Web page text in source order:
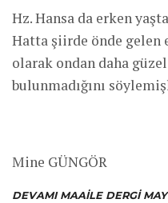
Hz. Hansa da erken
Hatta şiirde önde gelen
olarak ondan daha
bulunmadığını
Mine GÜNGÖR
DEVAMI MAAİLE DERGİ